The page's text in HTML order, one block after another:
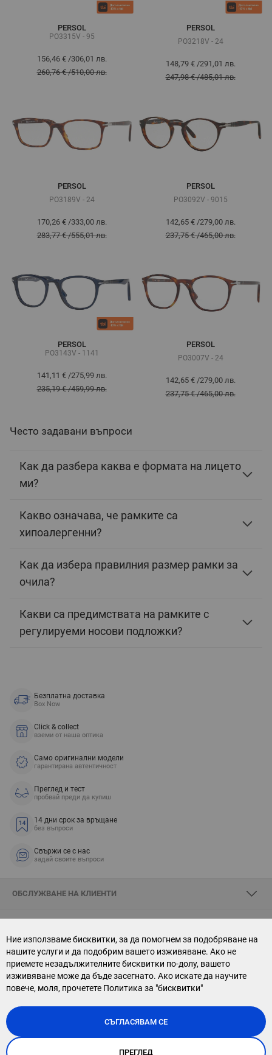
Ние използваме бисквитки, за да помогнем за подобряване на
нашите услуги и да подобрим вашето изживяване. Ако не
приемете незадължителните бисквитки по-долу, вашето
изживяване може да бъде засегнато. Ако искате да научите
повече, моля, прочетете Политика за "бисквитки"
СЪГЛАСЯВАМ СЕ
ПРЕГЛЕД
PERSOL
PO3315V - 95
156,46 €/306,01 лв.
260,76 €/510,00 лв.
PERSOL
PO3218V - 24
148,79 €/291,01 лв.
247,98 €/485,01 лв.
PERSOL
PO3189V - 24
170,26 €/333,00 лв.
283,77 €/555,01 лв.
PERSOL
PO3092V - 9015
142,65 €/279,00 лв.
237,75 €/465,00 лв.
PERSOL
PO3143V - 1141
141,11 €/275,99 лв.
235,19 €/459,99 лв.
PERSOL
PO3007V - 24
142,65 €/279,00 лв.
237,75 €/465,00 лв.
Често задавани въпроси
Как да разбера каква е формата на лицето
ми?
Какво означава, че рамките са
хипоалергенни?
Как да избера правилния размер рамки за
очила?
Какви са предимствата на рамките с
регулируеми носови подложки?
Безплатна доставка
Box Now
Click & collect
вземи от наша оптика
Само оригинални модели
гарантирана автентичност
Преглед и тест
пробвай преди да купиш
14 дни срок за връщане
без въпроси
Свържи се с нас
задай своите въпроси
ОБСЛУЖВАНЕ НА КЛИЕНТИ
СВЪРЖИ СЕ С НАС
АБОНАМЕНТ ЗА БЮЛЕТИН
Copyright © 2026, Sky Optic. All Rights Reserved.